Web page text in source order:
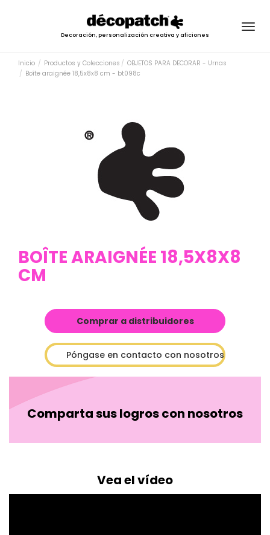
Decoración, personalización creativa y aficiones
Inicio Productos y Colecciones
OBJETOS PARA DECORAR - Urnas
Boîte araignée 18,5x8x8 cm - bt098c
BOÎTE ARAIGNÉE 18,5X8X8
CM
Comprar a distribuidores
Póngase en contacto con nosotros
Comparta sus logros con nosotros
Vea el vídeo